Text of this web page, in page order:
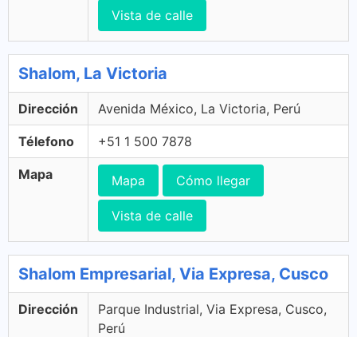
Vista de calle
Shalom, La Victoria
Dirección Avenida México, La Victoria, Perú
Télefono +51 1 500 7878
Mapa Mapa Cómo llegar
Vista de calle
Shalom Empresarial, Via Expresa, Cusco
Dirección
Parque Industrial, Via Expresa, Cusco,
Perú